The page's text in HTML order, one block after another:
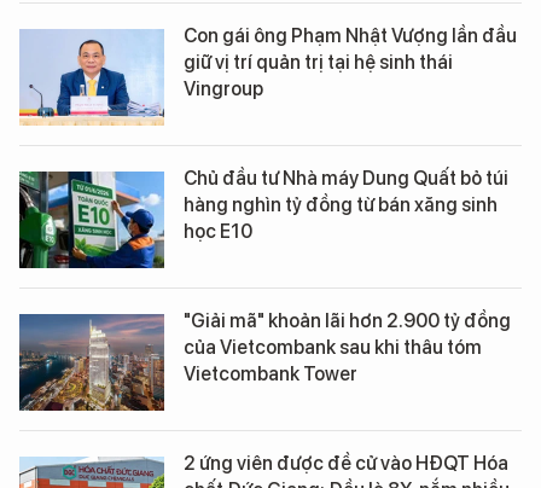
Con gái ông Phạm Nhật Vượng lần đầu
giữ vị trí quản trị tại hệ sinh thái
Vingroup
Chủ đầu tư Nhà máy Dung Quất bỏ túi
hàng nghìn tỷ đồng từ bán xăng sinh
học E10
"Giải mã" khoản lãi hơn 2.900 tỷ đồng
của Vietcombank sau khi thâu tóm
Vietcombank Tower
2 ứng viên được đề cử vào HĐQT Hóa